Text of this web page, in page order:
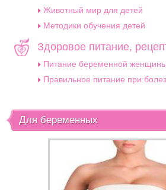
Животный мир для детей
Методики обучения детей
Здоровое питание,
Питание беременной женщины
Правильное питание при
Для беременных